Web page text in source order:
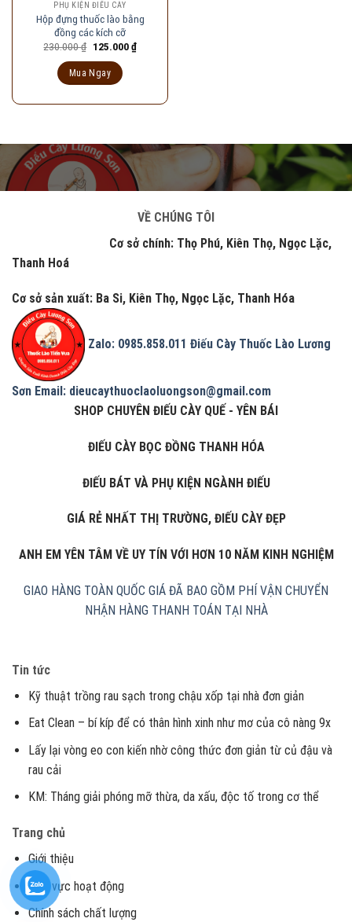
PHỤ KIỆN ĐIẾU CÀY
Hộp đựng thuốc lào bằng
đồng các kích cỡ
230.000₫ Giá
230.000 ₫.
125.000₫Giá
hiện
Mua Ngay
VỀ CHÚNG TÔI
Cơ sở chính: Thọ Phú, Kiên Thọ, Ngọc Lặc,
Thanh Hoá
Cơ sở sản xuất: Ba Si, Kiên Thọ, Ngọc Lặc, Thanh Hóa
Zalo: 0985.858.011 Điếu Cày Thuốc Lào Lương
Sơn Email: dieucaythuoclaoluongson@gmail.com
SHOP CHUYÊN ĐIẾU CÀY QUẾ - YÊN BÁI
ĐIẾU CÀY BỌC ĐỒNG THANH HÓA
ĐIẾU BÁT VÀ PHỤ KIỆN NGÀNH ĐIẾU
GIÁ RẺ NHẤT THỊ TRƯỜNG, ĐIẾU CÀY ĐẸP
ANH EM YÊN TÂM VỀ UY TÍN VỚI HƠN 10 NĂM KINH NGHIỆM
GIAO HÀNG TOÀN QUỐC GIÁ ĐÃ BAO GỒM PHÍ VẬN CHUYỂN
NHẬN HÀNG THANH TOÁN TẠI NHÀ
Tin tức
Kỹ thuật trồng rau sạch trong chậu xốp tại nhà đơn giản
Eat Clean – bí kíp để có thân hình xinh như mơ của cô nàng 9x
Lấy lại vòng eo con kiến nhờ công thức đơn giản từ củ đậu và
rau cải
KM: Tháng giải phóng mỡ thừa, da xấu, độc tố trong cơ thể
Trang chủ
Giới thiệu
Lĩnh vực hoạt động
Chính sách chất lượng